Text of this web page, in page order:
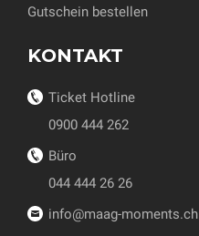
Gutschein bestellen
KONTAKT
Ticket Hotline
0900 444 262
Büro
044 444 26 26
info@maag-moments.ch